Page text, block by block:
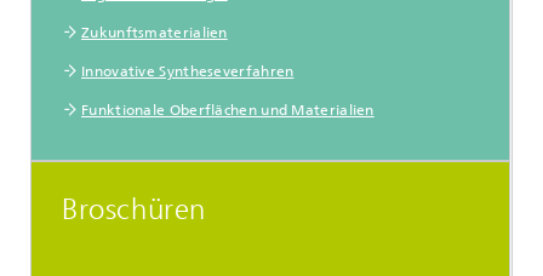
Zukunftsmaterialien
Innovative Syntheseverfahren
Funktionale Oberflächen und Materialien
Broschüren